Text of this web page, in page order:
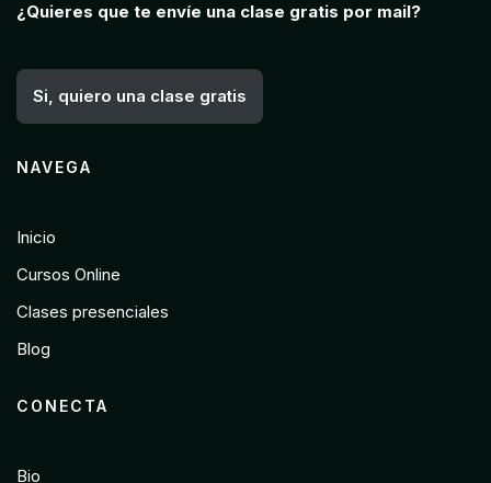
¿Quieres que te envíe una clase gratis por mail?
Si, quiero una clase gratis
NAVEGA
Inicio
Cursos Online
Clases presenciales
Blog
CONECTA
Bio